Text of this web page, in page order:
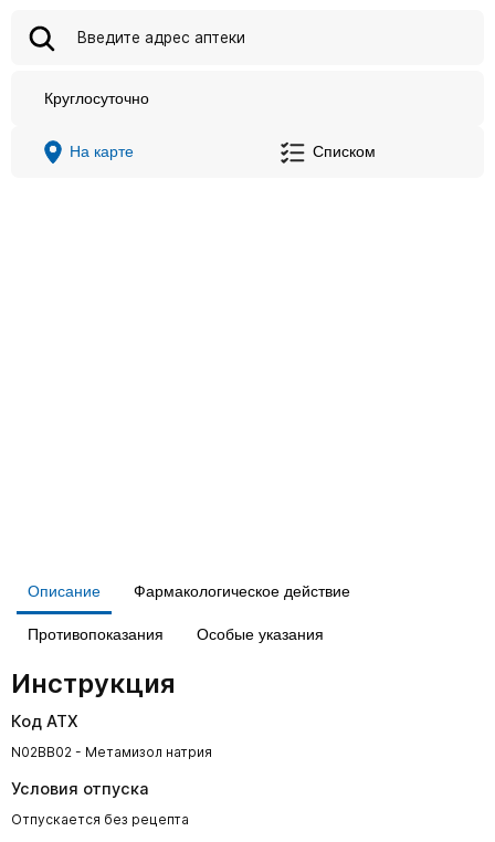
Круглосуточно
На карте Списком
Описание Фармакологическое действие
Противопоказания Особые указания
Инструкция
Код АТХ
N02BB02 - Метамизол натрия
Условия отпуска
Отпускается без рецепта